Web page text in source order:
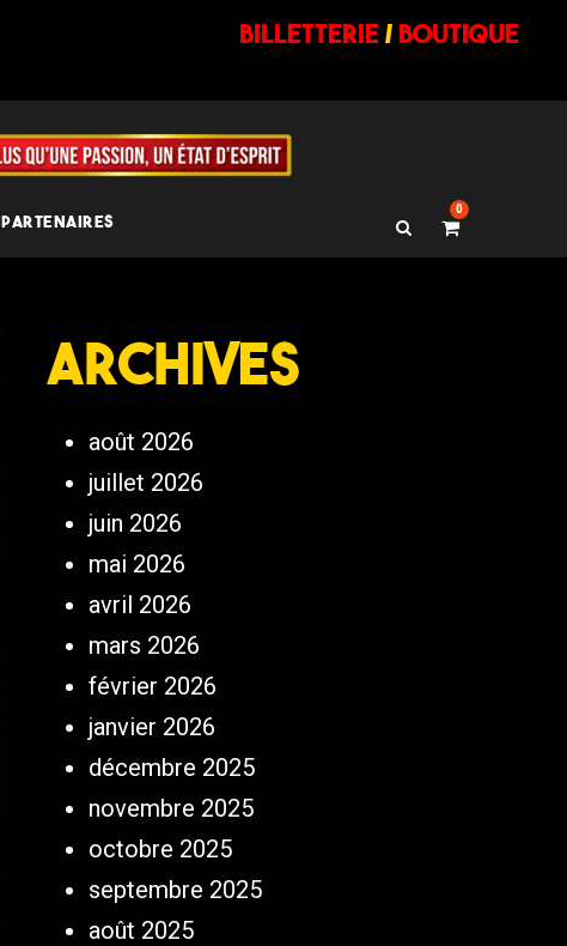
billetterie/ BOUTIQUE
PARTENAIRES
0
Archives
août 2026
juillet 2026
juin 2026
mai 2026
avril 2026
mars 2026
février 2026
janvier 2026
décembre 2025
novembre 2025
octobre 2025
septembre 2025
août 2025